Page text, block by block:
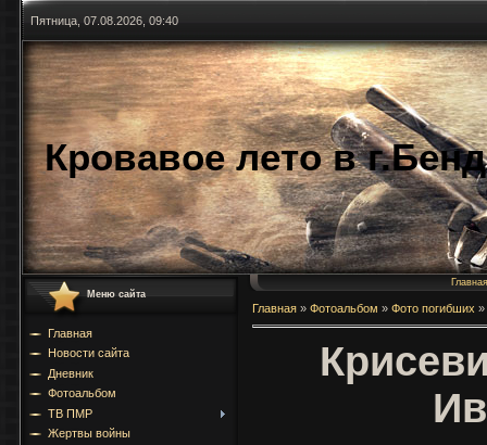
Пятница, 07.08.2026, 09:40
Кровавое лето в
Меню сайта
Главная
Новости сайта
Дневник
Фотоальбом
ТВ ПМР
Жертвы войны
Главная
Главная » Фотоальбом » Фото погибших »